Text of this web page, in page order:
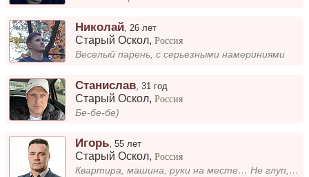
Николай 26 лет
Старый Оскол,Россия
Веселый парень, с серьезными намериниями
Станислав ,31 год
Старый Оскол,Россия
Бе-бе-бе)
Игорь ,55 лет
Старый Оскол,Россия
Квартира, машина, руки на месте… Не глуп, образован… молод и способен… 😉 Намерения серьёзные. Ищу здоровые отношения с...